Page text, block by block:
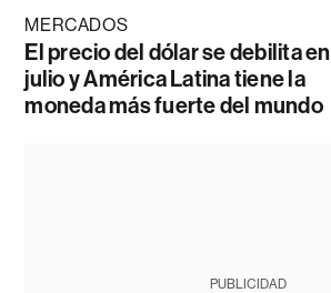
MERCADOS
El precio del dólar se debilita en
julio y América Latina tiene la
moneda más fuerte del mundo
PUBLICIDAD